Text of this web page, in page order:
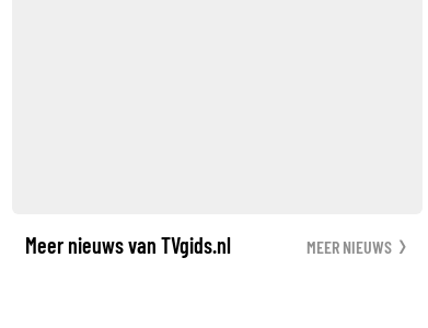
Meer nieuws van TVgids.nl MEER NIEUWS